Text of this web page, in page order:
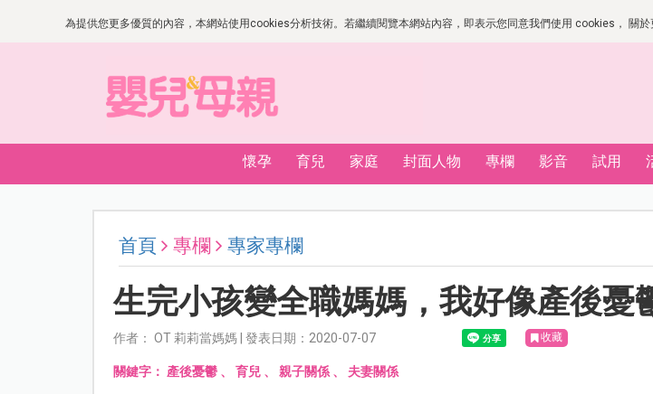
為提供您更多優質的內容，本網站使用cookies分析技術。若繼續閱覽本網站內容，即表示您同意我們使用 cookies， 關
懷孕 育兒 家庭 封面人物 專欄 影音 試用
首頁 專欄 專家專欄
生完小孩變全職媽媽，我好像產後憂
作者： OT 莉莉當媽媽 | 發表日期：2020-07-07 收藏
關鍵字： 產後憂鬱、 育兒、 親子關係、 夫妻關係